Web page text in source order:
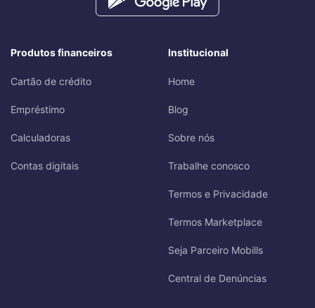
Produtos financeiros
Cartão de crédito
Empréstimo
Calculadoras
Contas digitais
Institucional
Home
Blog
Sobre nós
Trabalhe conosco
Termos e Privacidade
Termos Marketplace
Seja Parceiro Mobills
Central de Denúncias